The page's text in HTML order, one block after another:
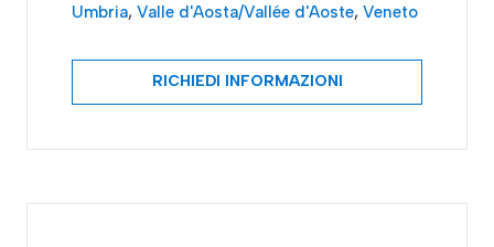
Umbria, Valle d'Aosta/Vallée d'Aoste, Veneto
RICHIEDI INFORMAZIONI